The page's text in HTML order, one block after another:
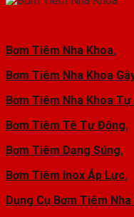
Bơm Tiêm Nha Khoa,
Bơm Tiêm Nha Khoa
Bơm Tiêm Nha Khoa
Bơm Tiêm Tê Tự Động,
Bơm Tiêm Dạng Súng,
Bơm Tiêm Inox Áp Lực,
Dụng Cụ Bơm Tiêm Nha